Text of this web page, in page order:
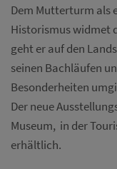
Dem Mutterturm als
Historismus widmet
geht er auf den
seinen Bachläufen
Besonderheiten
Der neue
Museum, in der
erhältlich.